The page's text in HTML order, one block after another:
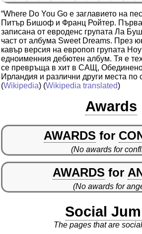
“Where Do You Go е заглавието на
Питър Бишоф и Франц Ройтер.
записана от евроденс групата Ла Буш
част от албума Sweet Dreams. През
кавър версия на европоп групата
едноименния дебютен албум. Тя е
се превръща в хит в САЩ,
Ирландия и различни други места по
(Wikipedia) (Wikipedia translated)
Awards
AWARDS for
(No awards for
AWARDS for
(No awards for
Social
The pages that are